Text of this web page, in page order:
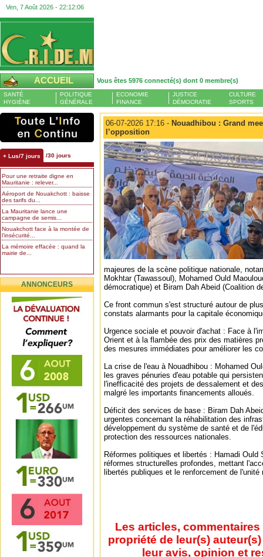
Ven, 7 Août 2026 - 22:12:06
ACCUEIL Vous êtes 5976 connecté(s) dont 0 membre(s)
SANTÉ
HYGIÈNE
POLITIQUE
GÉNÉRALE
ECONOMIE
FINANCE
JUSTICE
DÉMOCRATIE
CULTURE
SPORTS
+ Lus/7 jours /30 jours
Pour une retraite digne en
Mauritanie : relever...
Aéroport de Nouakchott : baisse
des tarifs du...
La Mauritanie lance une
campagne de semis...
Nouakchott face à la montée de
l’insécurité...
La mémoire effacée : quand la
mairie de...
ANNONCEURS
06-07-2026 17:16 - Nouadhibou : Grand
l’opposition
majeures de la scène politique nationale,
Mokhtar (Tawassoul), Mohamed Ould
démocratique) et Biram Dah Abeid (Coalition
Ce front commun s'est structuré autour de
constats alarmants pour la capitale
Urgence sociale et pouvoir d'achat : Face à
Orient et à la flambée des prix des matières
des mesures immédiates pour améliorer les
La crise de l'eau à Nouadhibou : Mohamed
les graves pénuries d'eau potable qui
l'inefficacité des projets de dessalement et
malgré les importants financements alloués.
Déficit des services de base : Biram Dah
urgentes concernant la réhabilitation des
développement du système de santé et de
protection des ressources nationales.
Réformes politiques et libertés : Hamadi Ould
réformes structurelles profondes, mettant
libertés publiques et le renforcement de l'unité
Les articles,
propriété de leur(s)
leur avis, opinion et